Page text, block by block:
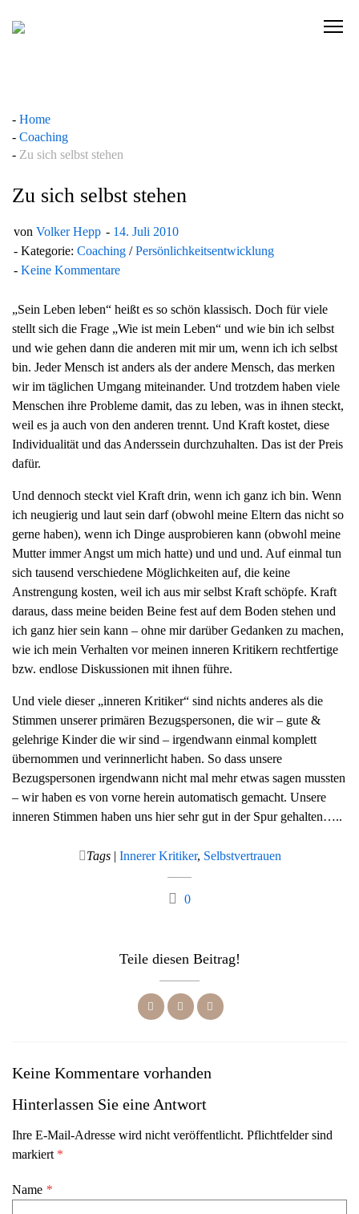
C
a
v
i
g
a
t
i
o
Home
Coaching
Zu sich selbst stehen
Zu sich selbst stehen
von Volker Hepp
14. Juli 2010
Kategorie: Coaching /Persönlichkeitsentwicklung
Keine Kommentare
„Sein Leben leben“ heißt es so schön klassisch. Doch für viele
stellt sich die Frage „Wie ist mein Leben“ und wie bin ich selbst
und wie gehen dann die anderen mit mir um, wenn ich ich selbst
bin. Jeder Mensch ist anders als der andere Mensch, das merken
wir im täglichen Umgang miteinander. Und trotzdem haben viele
Menschen ihre Probleme damit, das zu leben, was in ihnen steckt,
weil es ja auch von den anderen trennt. Und Kraft kostet, diese
Individualität und das Anderssein durchzuhalten. Das ist der Preis
dafür.
Und dennoch steckt viel Kraft drin, wenn ich ganz ich bin. Wenn
ich neugierig und laut sein darf (obwohl meine Eltern das nicht so
gerne haben), wenn ich Dinge ausprobieren kann (obwohl meine
Mutter immer Angst um mich hatte) und und und. Auf einmal tun
sich tausend verschiedene Möglichkeiten auf, die keine
Anstrengung kosten, weil ich aus mir selbst Kraft schöpfe. Kraft
daraus, dass meine beiden Beine fest auf dem Boden stehen und
ich ganz hier sein kann – ohne mir darüber Gedanken zu machen,
wie ich mein Verhalten vor meinen inneren Kritikern rechtfertige
bzw. endlose Diskussionen mit ihnen führe.
Und viele dieser „inneren Kritiker“ sind nichts anderes als die
Stimmen unserer primären Bezugspersonen, die wir – gute &
gelehrige Kinder die wir sind – irgendwann einmal komplett
übernommen und verinnerlicht haben. So dass unsere
Bezugspersonen irgendwann nicht mal mehr etwas sagen mussten
– wir haben es von vorne herein automatisch gemacht. Unsere
inneren Stimmen haben uns hier sehr gut in der Spur gehalten…..
Tags| Innerer Kritiker, Selbstvertrauen
0
Teile diesen Beitrag!
Keine Kommentare vorhanden
Hinterlassen Sie eine Antwort
Ihre E-Mail-Adresse wird nicht veröffentlicht. Pflichtfelder sind
markiert *
Name *